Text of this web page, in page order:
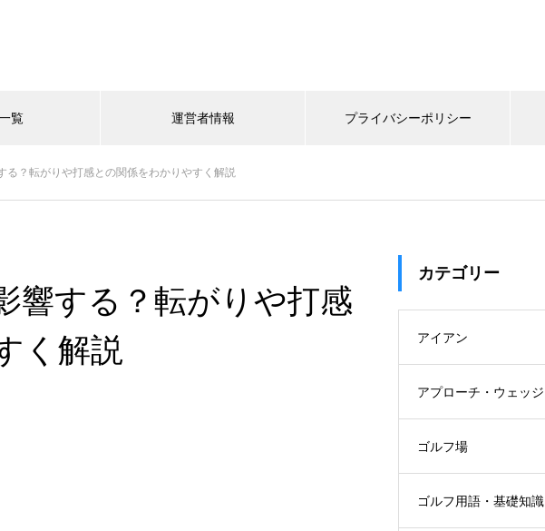
覧 運営者情報 プライバシーポリシー
る？転がりや打感との関係をわかりやすく解説
響する？転がりや打感
く解説
カテゴリー
アイアン
アプローチ・ウェッジ
ゴルフ場
ゴルフ用語・基礎知識